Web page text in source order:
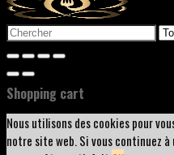
Search
Shopping cart
Nous utilisons des cookies pour
notre site web. Si vous continuez